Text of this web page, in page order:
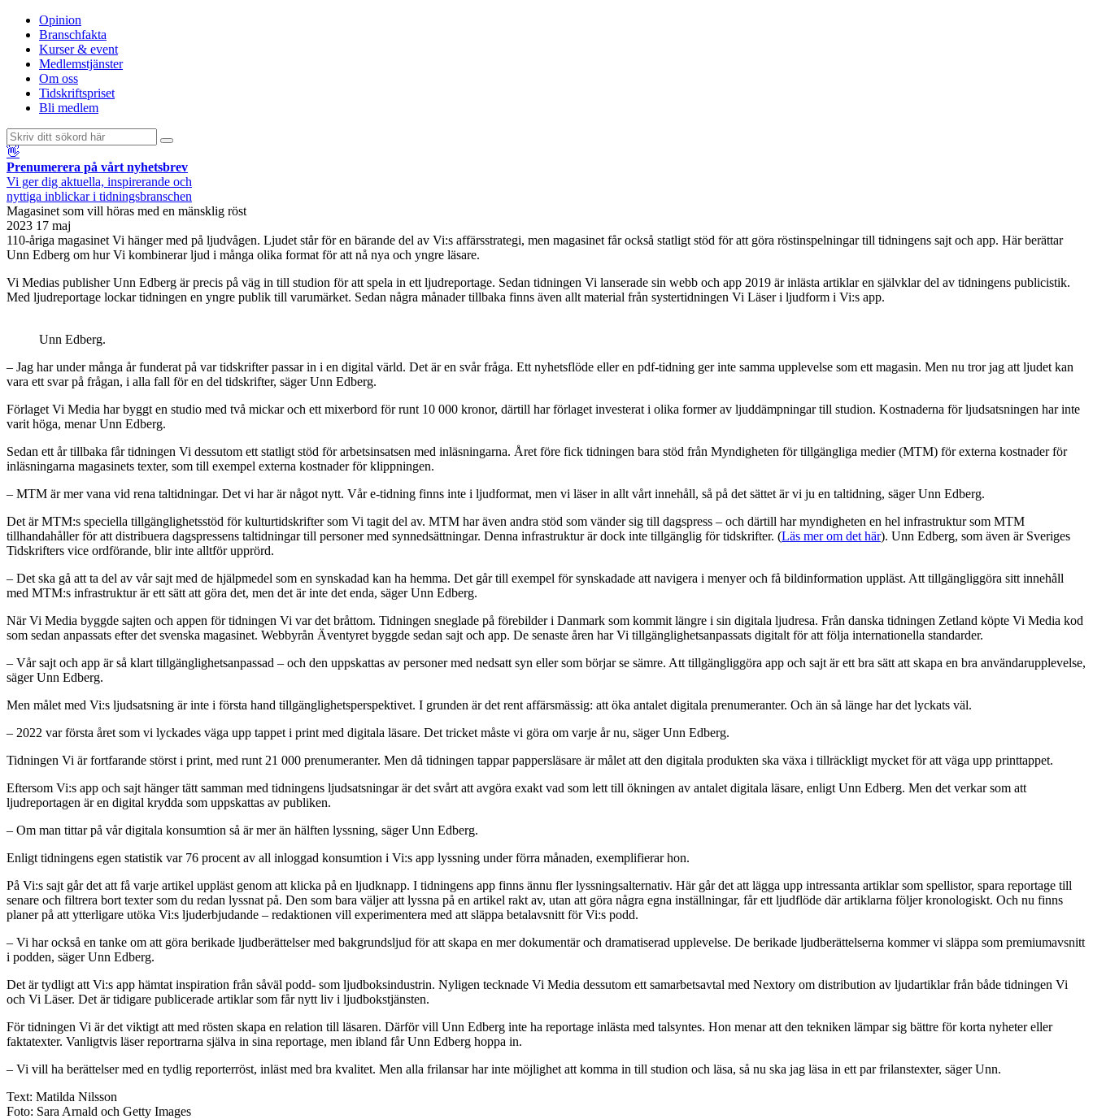
Opinion
Branschfakta
Kurser & event
Medlemstjänster
Om oss
Tidskriftspriset
Bli medlem
👋
Prenumerera på vårt nyhetsbrev
Vi ger dig aktuella, inspirerande och
nyttiga inblickar i tidningsbranschen
Magasinet som vill höras med en mänsklig röst
2023 17 maj
110-åriga magasinet Vi hänger med på ljudvågen. Ljudet står för en bärande del av Vi:s affärsstrategi, men magasinet får också statligt stöd för att göra röstinspelningar till tidningens sajt och app. Här berättar
Unn Edberg om hur Vi kombinerar ljud i många olika format för att nå nya och yngre läsare.
Vi Medias publisher Unn Edberg är precis på väg in till studion för att spela in ett ljudreportage. Sedan tidningen Vi lanserade sin webb och app 2019 är inlästa artiklar en självklar del av tidningens publicistik.
Med ljudreportage lockar tidningen en yngre publik till varumärket. Sedan några månader tillbaka finns även allt material från systertidningen Vi Läser i ljudform i Vi:s app.
Unn Edberg.
– Jag har under många år funderat på var tidskrifter passar in i en digital värld. Det är en svår fråga. Ett nyhetsflöde eller en pdf-tidning ger inte samma upplevelse som ett magasin. Men nu tror jag att ljudet kan
vara ett svar på frågan, i alla fall för en del tidskrifter, säger Unn Edberg.
Förlaget Vi Media har byggt en studio med två mickar och ett mixerbord för runt 10 000 kronor, därtill har förlaget investerat i olika former av ljuddämpningar till studion. Kostnaderna för ljudsatsningen har inte
varit höga, menar Unn Edberg.
Sedan ett år tillbaka får tidningen Vi dessutom ett statligt stöd för arbetsinsatsen med inläsningarna. Året före fick tidningen bara stöd från Myndigheten för tillgängliga medier (MTM) för externa kostnader för
inläsningarna magasinets texter, som till exempel externa kostnader för klippningen.
– MTM är mer vana vid rena taltidningar. Det vi har är något nytt. Vår e-tidning finns inte i ljudformat, men vi läser in allt vårt innehåll, så på det sättet är vi ju en taltidning, säger Unn Edberg.
Det är MTM:s speciella tillgänglighetsstöd för kulturtidskrifter som Vi tagit del av. MTM har även andra stöd som vänder sig till dagspress – och därtill har myndigheten en hel infrastruktur som MTM
tillhandahåller för att distribuera dagspressens taltidningar till personer med synnedsättningar. Denna infrastruktur är dock inte tillgänglig för tidskrifter. (Läs mer om det här). Unn Edberg, som även är Sveriges
Tidskrifters vice ordförande, blir inte alltför upprörd.
– Det ska gå att ta del av vår sajt med de hjälpmedel som en synskadad kan ha hemma. Det går till exempel för synskadade att navigera i menyer och få bildinformation uppläst. Att tillgängliggöra sitt innehåll
med MTM:s infrastruktur är ett sätt att göra det, men det är inte det enda, säger Unn Edberg.
När Vi Media byggde sajten och appen för tidningen Vi var det bråttom. Tidningen sneglade på förebilder i Danmark som kommit längre i sin digitala ljudresa. Från danska tidningen Zetland köpte Vi Media kod
som sedan anpassats efter det svenska magasinet. Webbyrån Äventyret byggde sedan sajt och app. De senaste åren har Vi tillgänglighetsanpassats digitalt för att följa internationella standarder.
– Vår sajt och app är så klart tillgänglighetsanpassad – och den uppskattas av personer med nedsatt syn eller som börjar se sämre. Att tillgängliggöra app och sajt är ett bra sätt att skapa en bra användarupplevelse,
säger Unn Edberg.
Men målet med Vi:s ljudsatsning är inte i första hand tillgänglighetsperspektivet. I grunden är det rent affärsmässig: att öka antalet digitala prenumeranter. Och än så länge har det lyckats väl.
– 2022 var första året som vi lyckades väga upp tappet i print med digitala läsare. Det tricket måste vi göra om varje år nu, säger Unn Edberg.
Tidningen Vi är fortfarande störst i print, med runt 21 000 prenumeranter. Men då tidningen tappar pappersläsare är målet att den digitala produkten ska växa i tillräckligt mycket för att väga upp printtappet.
Eftersom Vi:s app och sajt hänger tätt samman med tidningens ljudsatsningar är det svårt att avgöra exakt vad som lett till ökningen av antalet digitala läsare, enligt Unn Edberg. Men det verkar som att
ljudreportagen är en digital krydda som uppskattas av publiken.
– Om man tittar på vår digitala konsumtion så är mer än hälften lyssning, säger Unn Edberg.
Enligt tidningens egen statistik var 76 procent av all inloggad konsumtion i Vi:s app lyssning under förra månaden, exemplifierar hon.
På Vi:s sajt går det att få varje artikel uppläst genom att klicka på en ljudknapp. I tidningens app finns ännu fler lyssningsalternativ. Här går det att lägga upp intressanta artiklar som spellistor, spara reportage till
senare och filtrera bort texter som du redan lyssnat på. Den som bara väljer att lyssna på en artikel rakt av, utan att göra några egna inställningar, får ett ljudflöde där artiklarna följer kronologiskt. Och nu finns
planer på att ytterligare utöka Vi:s ljuderbjudande – redaktionen vill experimentera med att släppa betalavsnitt för Vi:s podd.
– Vi har också en tanke om att göra berikade ljudberättelser med bakgrundsljud för att skapa en mer dokumentär och dramatiserad upplevelse. De berikade ljudberättelserna kommer vi släppa som premiumavsnitt
i podden, säger Unn Edberg.
Det är tydligt att Vi:s app hämtat inspiration från såväl podd- som ljudboksindustrin. Nyligen tecknade Vi Media dessutom ett samarbetsavtal med Nextory om distribution av ljudartiklar från både tidningen Vi
och Vi Läser. Det är tidigare publicerade artiklar som får nytt liv i ljudbokstjänsten.
För tidningen Vi är det viktigt att med rösten skapa en relation till läsaren. Därför vill Unn Edberg inte ha reportage inlästa med talsyntes. Hon menar att den tekniken lämpar sig bättre för korta nyheter eller
faktatexter. Vanligtvis läser reportrarna själva in sina reportage, men ibland får Unn Edberg hoppa in.
– Vi vill ha berättelser med en tydlig reporterröst, inläst med bra kvalitet. Men alla frilansar har inte möjlighet att komma in till studion och läsa, så nu ska jag läsa in ett par frilanstexter, säger Unn.
Text: Matilda Nilsson
Foto: Sara Arnald och Getty Images